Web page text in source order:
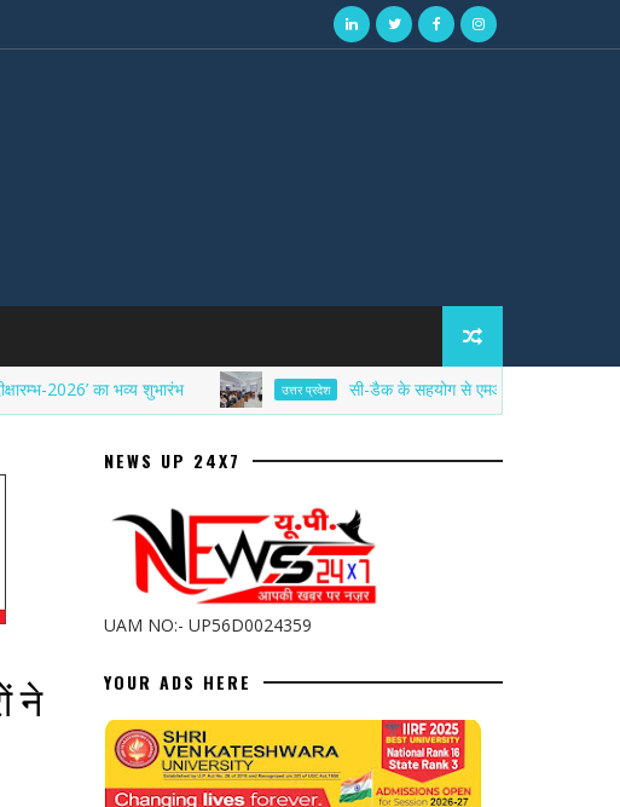
का भव्य शुभारंभ उत्तर प्रदेश सी-डैक के सहयोग से एमआईईटी में साइबर सिक्योरिटी
ने
NEWS UP 24X7
UAM NO:- UP56D0024359
YOUR ADS HERE